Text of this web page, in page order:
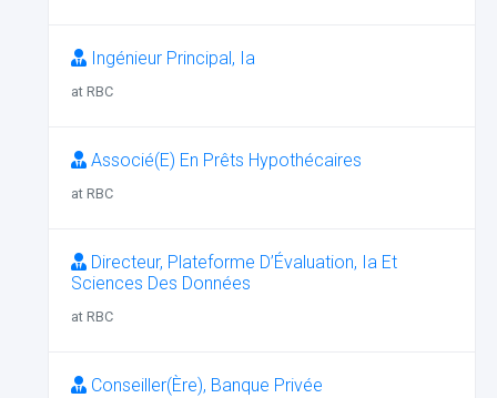
Ingénieur Principal, Ia
at RBC
Associé(E) En Prêts Hypothécaires
at RBC
Directeur, Plateforme D’Évaluation, Ia Et
Sciences Des Données
at RBC
Conseiller(Ère), Banque Privée